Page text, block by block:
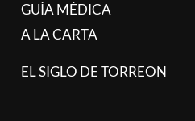
GUÍA MÉDICA
A LA CARTA
EL SIGLO DE TORREON